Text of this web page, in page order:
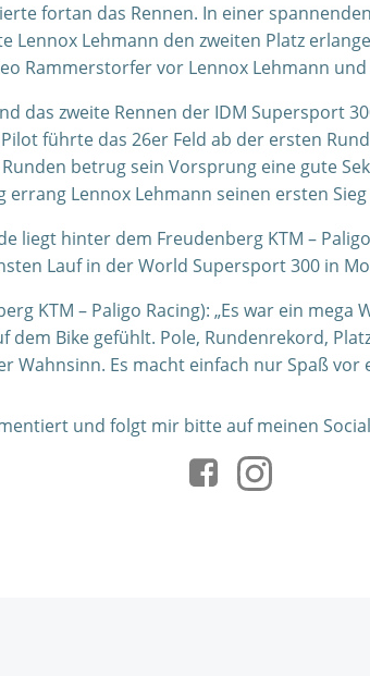
fortan das Rennen. In einer
Lennox Lehmann den zweiten Platz
Rammerstorfer vor Lennox Lehmann
das zweite Rennen der IDM Supersport
führte das 26er Feld ab der ersten
betrug sein Vorsprung eine gute
Lennox Lehmann seinen ersten
liegt hinter dem Freudenberg KTM –
Lauf in der World Supersport 300 in
KTM – Paligo Racing): „Es war ein mega
dem Bike gefühlt. Pole, Rundenrekord,
Wahnsinn. Es macht einfach nur Spaß vor
und folgt mir bitte auf meinen